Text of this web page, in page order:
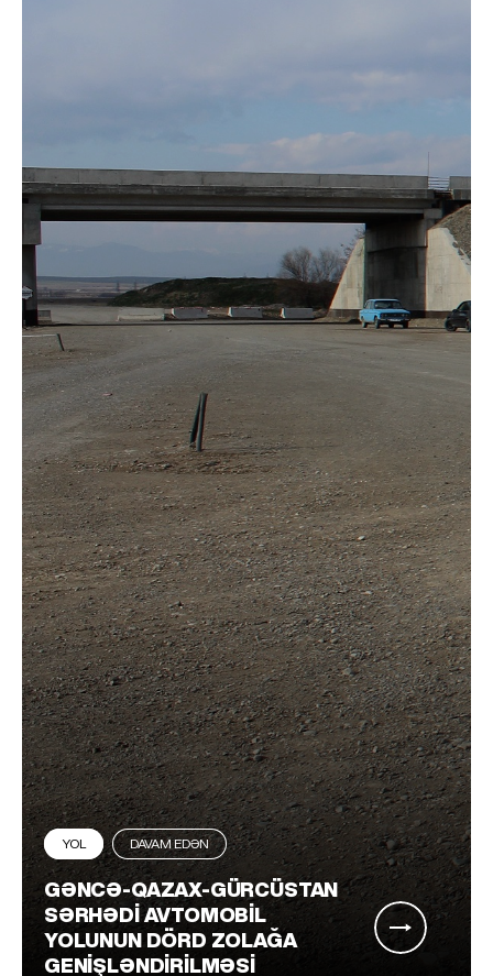
YOL DAVAM EDƏN
GƏNCƏ-QAZAX-GÜRCÜSTAN
SƏRHƏDI AVTOMOBIL
YOLUNUN DÖRD ZOLAĞA
GENIŞLƏNDIRILMƏSI